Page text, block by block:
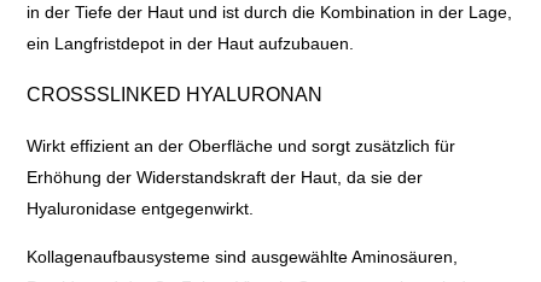
in der Tiefe der Haut und ist durch die Kombination in der Lage,
ein Langfristdepot in der Haut aufzubauen.
CROSSSLINKED HYALURONAN
Wirkt effizient an der Oberfläche und sorgt zusätzlich für
Erhöhung der Widerstandskraft der Haut, da sie der
Hyaluronidase entgegenwirkt.
Kollagenaufbausysteme sind ausgewählte Aminosäuren,